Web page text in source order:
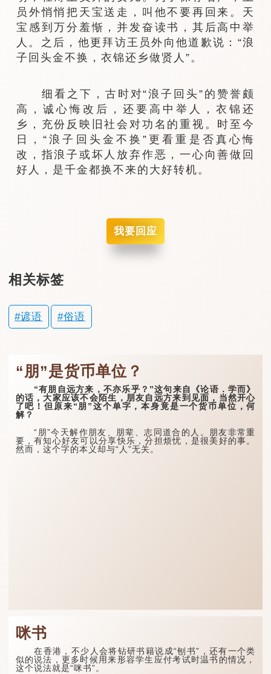
员外悄悄把天宝送走，叫他不要再回来。天
宝感到万分羞惭，并发奋读书，其后高中举
人。之后，他更拜访王员外向他道歉说：“浪
子回头金不换，衣锦还乡做贤人”。
细看之下，古时对“浪子回头”的赞誉颇
高，诚心悔改后，还要高中举人，衣锦还
乡，充份反映旧社会对功名的重视。时至今
日，“浪子回头金不换”更看重是否真心悔
改，指浪子或坏人放弃作恶，一心向善做回
好人，是千金都换不来的大好转机。
我要回应
相关标签
谚语 俗语
“朋”是货币单位？
“有朋自远方来，不亦乐乎？”这句来自《论语．学而》
的话，大家应该不会陌生，朋友自远方来到见面，当然开心
了吧！但原来“朋”这个单字，本身竟是一个货币单位，何
解？
“朋”今天解作朋友、朋辈、志同道合的人。朋友非常重
要，有知心好友可以分享快乐，分担烦忧，是很美好的事。
然而，这个字的本义却与“人”无关。
咪书
在香港，不少人会将钻研书籍说成“刨书”，还有一个类
似的说法，更多时候用来形容学生应付考试时温书的情况，
这个说法就是“咪书”。